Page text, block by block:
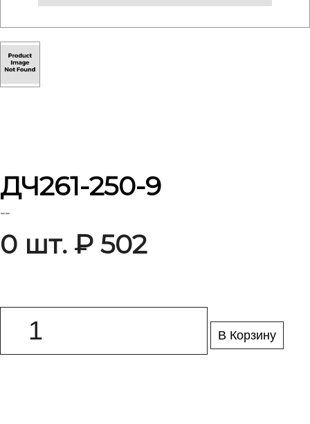
ДЧ261-250-9
--
0 шт. ₽ 502
В Корзину